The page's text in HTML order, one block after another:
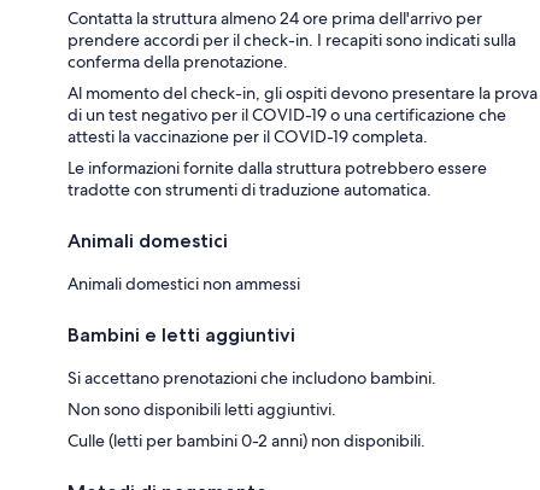
Contatta la struttura almeno 24 ore prima dell'arrivo per
prendere accordi per il check-in. I recapiti sono indicati sulla
conferma della prenotazione.
Al momento del check-in, gli ospiti devono presentare la prova
di un test negativo per il COVID-19 o una certificazione che
attesti la vaccinazione per il COVID-19 completa.
Le informazioni fornite dalla struttura potrebbero essere
tradotte con strumenti di traduzione automatica.
Animali domestici
Animali domestici non ammessi
Bambini e letti aggiuntivi
Si accettano prenotazioni che includono bambini.
Non sono disponibili letti aggiuntivi.
Culle (letti per bambini 0-2 anni) non disponibili.